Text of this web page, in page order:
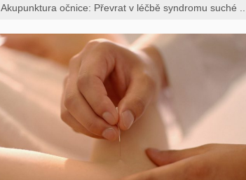
Akupunktura očnice: Převrat v léčbě syndromu suché ..